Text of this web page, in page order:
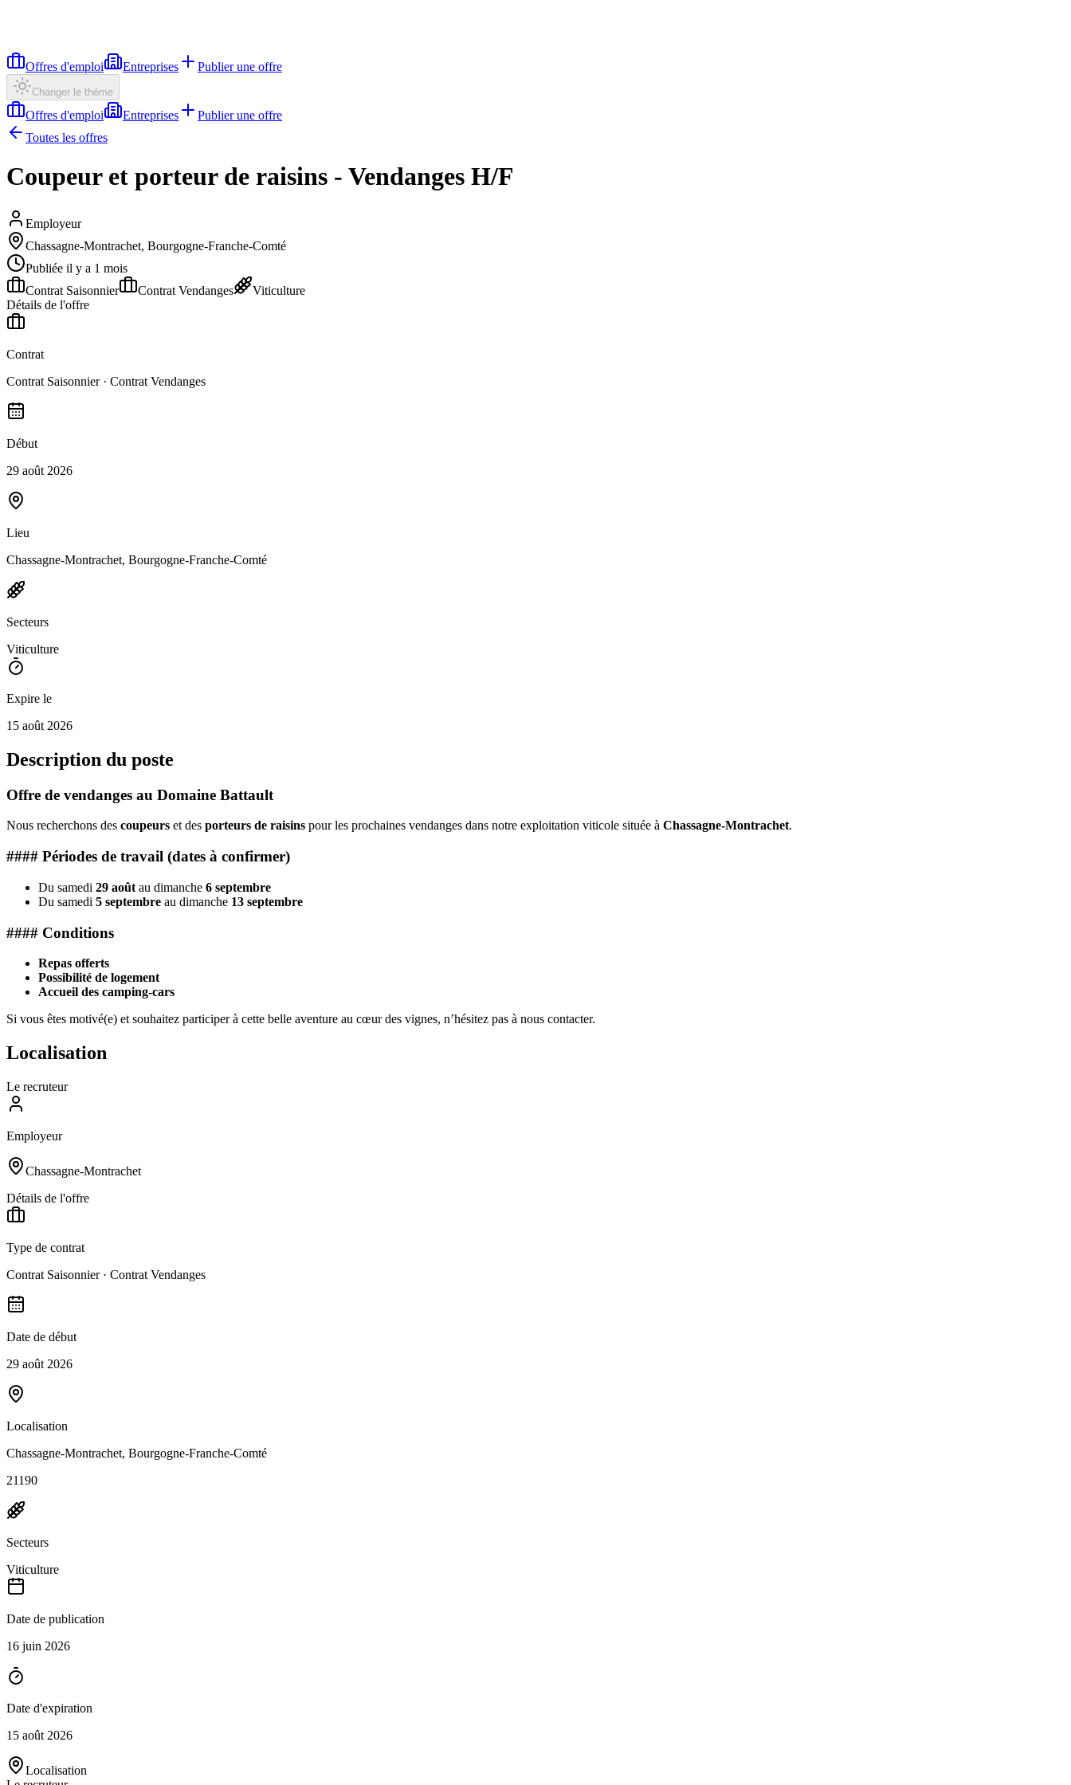
Offres d'emploi Entreprises Publier une offre
Changer le thème
Offres d'emploi Entreprises
Publier une offre
Toutes les offres
Coupeur et porteur de raisins - Vendanges H/F
Employeur
Chassagne-Montrachet, Bourgogne-Franche-Comté
Publiée il y a 1 mois
Contrat Saisonnier
Contrat Vendanges
Viticulture
Détails de l'offre
Contrat
Contrat Saisonnier · Contrat Vendanges
Début
29 août 2026
Lieu
Chassagne-Montrachet, Bourgogne-Franche-Comté
Secteurs
Viticulture
Expire le
15 août 2026
Description du poste
Offre de vendanges au Domaine Battault
Nous recherchons des coupeurs et des porteurs de raisins pour les prochaines vendanges dans notre exploitation viticole située à Chassagne-Montrachet.
#### Périodes de travail (dates à confirmer)
Du samedi 29 août au dimanche 6 septembre
Du samedi 5 septembre au dimanche 13 septembre
#### Conditions
Repas offerts
Possibilité de logement
Accueil des camping-cars
Si vous êtes motivé(e) et souhaitez participer à cette belle aventure au cœur des vignes, n’hésitez pas à nous contacter.
Localisation
Le recruteur
Employeur
Chassagne-Montrachet
Détails de l'offre
Type de contrat
Contrat Saisonnier · Contrat Vendanges
Date de début
29 août 2026
Localisation
Chassagne-Montrachet, Bourgogne-Franche-Comté
21190
Secteurs
Viticulture
Date de publication
16 juin 2026
Date d'expiration
15 août 2026
Localisation